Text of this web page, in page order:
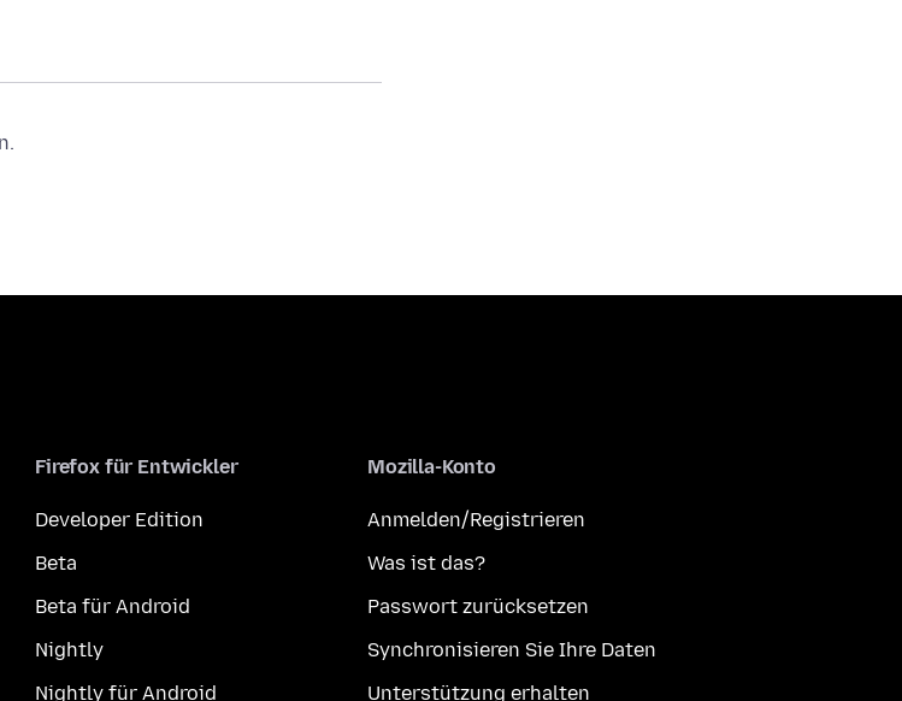
Firefox für Entwickler
Developer Edition
Beta
Beta für Android
Nightly
Nightly für Android
Mozilla-Konto
Anmelden/Registrieren
Was ist das?
Passwort zurücksetzen
Synchronisieren Sie Ihre Daten
Unterstützung erhalten